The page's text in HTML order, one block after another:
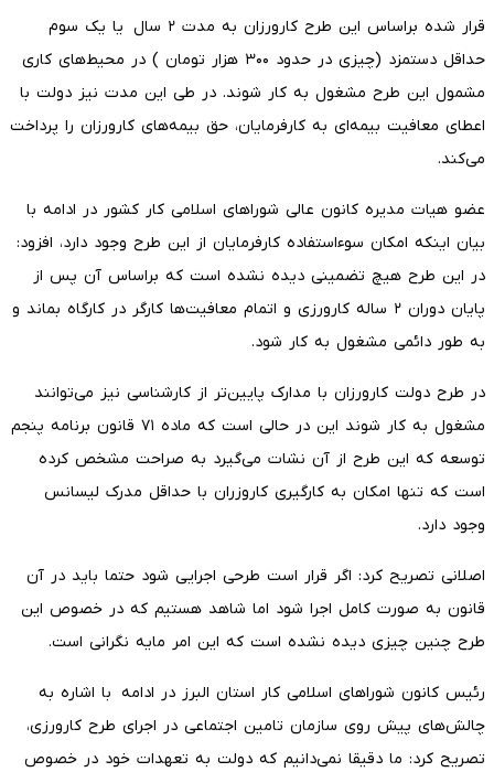
قرار شده براساس این طرح کارورزان به مدت ۲ سال یا یک سوم
حداقل دستمزد (چیزی در حدود ۳۰۰ هزار تومان ) در محیط‌های کاری
مشمول این طرح مشغول به کار شوند. در طی این مدت نیز دولت با
اعطای معافیت بیمه‌ای به کارفرمایان، حق بیمه‌های کارورزان را پرداخت
می‌کند.
عضو هیات مدیره کانون عالی شوراهای اسلامی کار کشور در ادامه با
بیان اینکه امکان سوءاستفاده کارفرمایان از این طرح وجود دارد، افزود:
در این طرح هیچ تضمینی دیده نشده است که براساس آن پس از
پایان دوران ۲ ساله کارورزی و اتمام معافیت‌ها کارگر در کارگاه بماند و
به طور دائمی مشغول به کار شود.
در طرح دولت کارورزان با مدارک پایین‌تر از کارشناسی نیز می‌توانند
مشغول به کار شوند این در حالی است که ماده ۷۱ قانون برنامه پنجم
توسعه که این طرح از آن نشات می‌گیرد به صراحت مشخص کرده
است که تنها امکان به کارگیری کاروزران با حداقل مدرک لیسانس
وجود دارد.
اصلانی تصریح کرد: اگر قرار است طرحی اجرایی شود حتما باید در آن
قانون به صورت کامل اجرا شود اما شاهد هستیم که در خصوص این
طرح چنین چیزی دیده نشده است که این امر مایه نگرانی است.
رئیس کانون شوراهای اسلامی کار استان البرز در ادامه با اشاره به
چالش‌های پیش روی سازمان تامین اجتماعی در اجرای طرح کارورزی،
تصریح کرد: ما دقیقا نمی‌دانیم که دولت به تعهدات خود در خصوص